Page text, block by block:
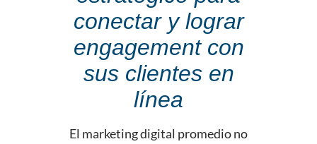
conectar y lograr
engagement con
sus clientes en
línea
El marketing digital promedio no